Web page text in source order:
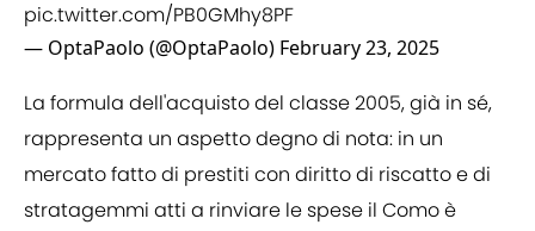
pic.twitter.com/PB0GMhy8PF
— OptaPaolo (@OptaPaolo) February 23, 2025
La formula dell'acquisto del classe 2005, già in sé,
rappresenta un aspetto degno di nota: in un
mercato fatto di prestiti con diritto di riscatto e di
stratagemmi atti a rinviare le spese il Como è